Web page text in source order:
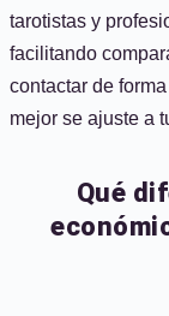
tarotistas y
facilitando
contactar de
mejor se ajuste a
Qué